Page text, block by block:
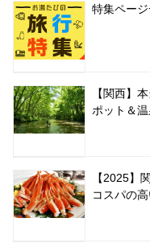
特集ペー
【関西】
ポット＆
【2025】
コスパの